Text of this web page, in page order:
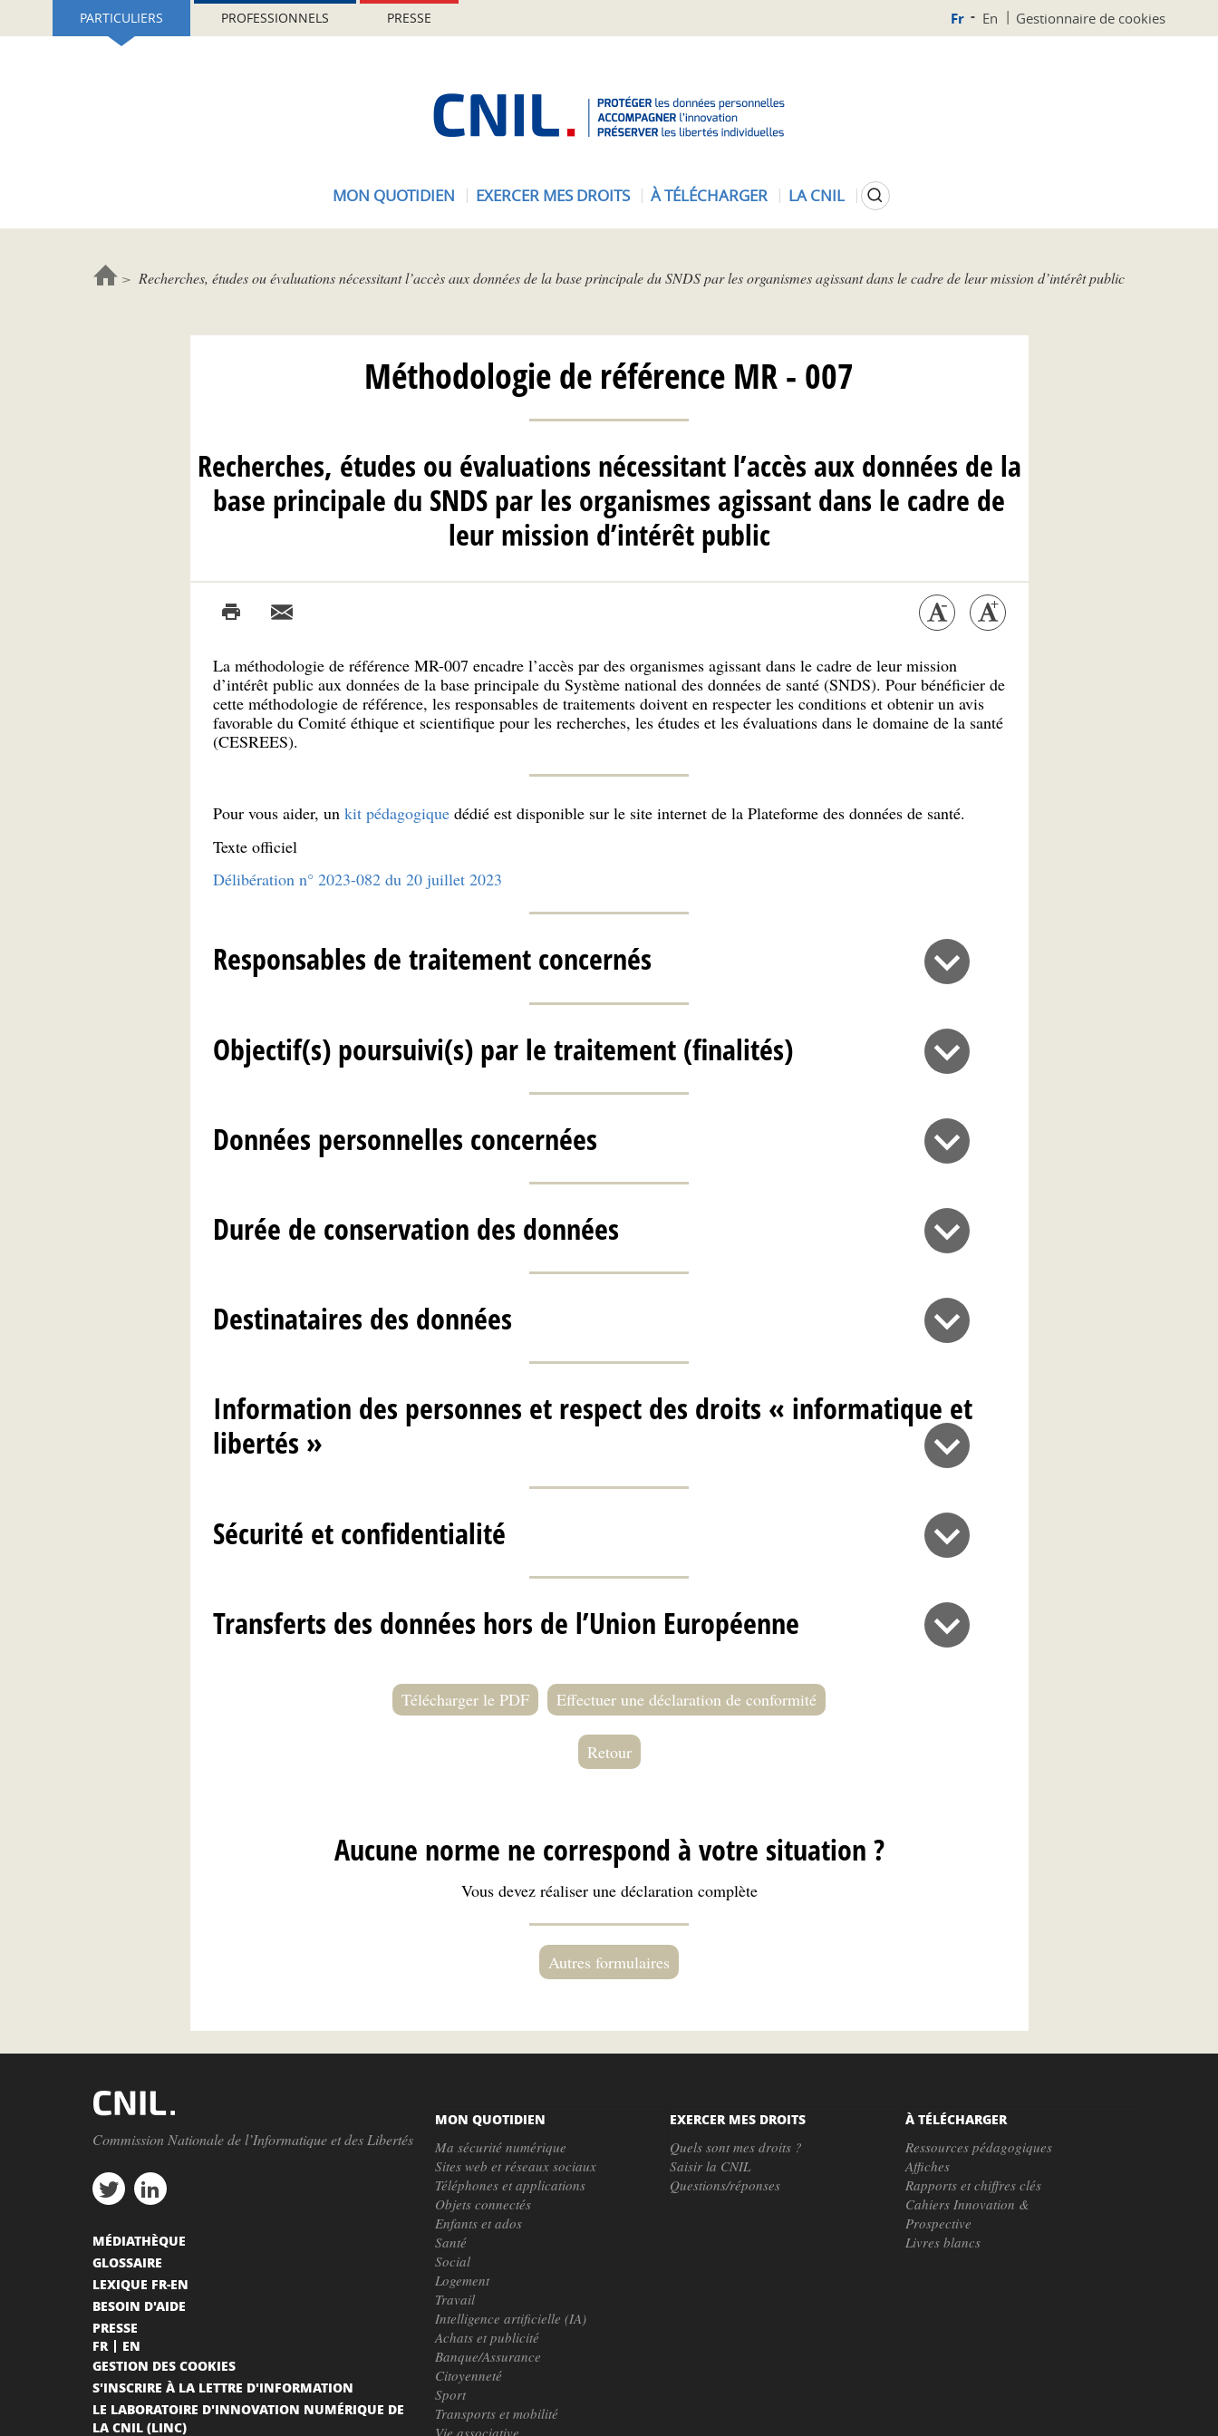
PARTICULIERS PROFESSIONNELS PRESSE Fr En Gestionnaire de cookies
N
MON QUOTIDIEN EXERCER MES DROITS À TÉLÉCHARGER LA CNIL Rechercher
Recherches, études ou évaluations nécessitant l’accès aux données de la base principale du SNDS par les organismes agissant dans le cadre de leur mission d’intérêt public
Méthodologie de référence MR - 007
Recherches, études ou évaluations nécessitant l’accès aux données de la
base principale du SNDS par les organismes agissant dans le cadre de
leur mission d’intérêt public
La méthodologie de référence MR-007 encadre l’accès par des organismes agissant dans le cadre de leur mission
d’intérêt public aux données de la base principale du Système national des données de santé (SNDS). Pour bénéficier de
cette méthodologie de référence, les responsables de traitements doivent en respecter les conditions et obtenir un avis
favorable du Comité éthique et scientifique pour les recherches, les études et les évaluations dans le domaine de la santé
(CESREES).
Pour vous aider, un kit pédagogiquedédié est disponible sur le site internet de la Plateforme des données de santé.
Texte officiel
Délibération n° 2023-082 du 20 juillet 2023
Responsables de traitement concernés
Objectif(s) poursuivi(s) par le traitement (finalités)
Données personnelles concernées
Durée de conservation des données
Destinataires des données
Information des personnes et respect des droits « informatique et
libertés »
Sécurité et confidentialité
Transferts des données hors de l’Union Européenne
Télécharger le PDF Effectuer une déclaration de conformité
Retour
Aucune norme ne correspond à votre situation ?
Vous devez réaliser une déclaration complète
Autres formulaires
Commission Nationale de l’Informatique et des Libertés
MON QUOTIDIEN
Ma sécurité numérique
Sites web et réseaux sociaux
Téléphones et applications
Objets connectés
Enfants et ados
Santé
Social
Logement
Travail
Intelligence artificielle (IA)
Achats et publicité
Banque/Assurance
Citoyenneté
Sport
Transports et mobilité
Vie associative
EXERCER MES DROITS
Quels sont mes droits ?
Saisir la CNIL
Questions/réponses
À TÉLÉCHARGER
Ressources pédagogiques
Affiches
Rapports et chiffres clés
Cahiers Innovation &
Prospective
Livres blancs
MÉDIATHÈQUE
GLOSSAIRE
LEXIQUE FR-EN
BESOIN D'AIDE
PRESSE
FR
EN
GESTION DES COOKIES
S'INSCRIRE À LA LETTRE D'INFORMATION
LE LABORATOIRE D'INNOVATION NUMÉRIQUE DE
LA CNIL (LINC)
Gestion de vos préférences sur les cookies (témoins de connexion)